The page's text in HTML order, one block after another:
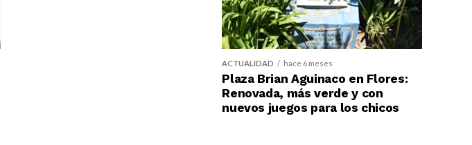
ACTUALIDAD hace 6 meses
Plaza Brian Aguinaco en Flores:
Renovada, más verde y con
nuevos juegos para los chicos